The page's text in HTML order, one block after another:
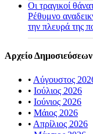
Οι τραγικοί
Ρέθυμνο
την πλευρά της
Αρχείο Δημοσιεύσεων
• Αύγουστος
• Ιούλιος 2026
• Ιούνιος 2026
• Μάιος 2026
• Απρίλιος 2026